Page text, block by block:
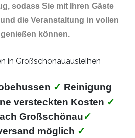
sodass Sie mit Ihren Gäste
die Veranstaltung in vollen
können.
✓ Reinigung
versteckten Kosten ✓
Großschönau✓
möglich ✓